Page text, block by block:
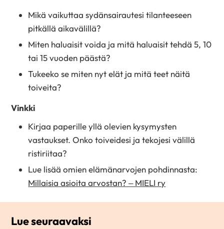
Mikä vaikuttaa sydänsairautesi tilanteeseen
pitkällä aikavälillä?
Miten haluaisit voida ja mitä haluaisit tehdä 5, 10
tai 15 vuoden päästä?
Tukeeko se miten nyt elät ja mitä teet näitä
toiveita?
Vinkki
Kirjaa paperille yllä olevien kysymysten
vastaukset. Onko toiveidesi ja tekojesi välillä
ristiriitaa?
Lue lisää omien elämänarvojen pohdinnasta:
Millaisia asioita arvostan? – MIELI ry
Lue seuraavaksi